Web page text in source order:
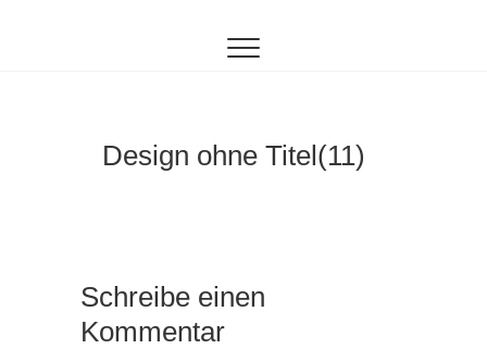
Design ohne Titel(11)
Schreibe einen
Kommentar